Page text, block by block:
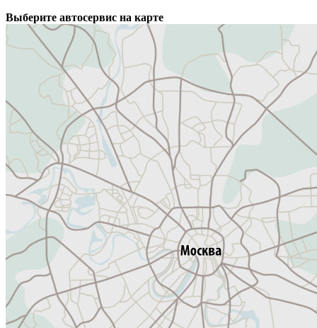
Выберите автосервис на карте